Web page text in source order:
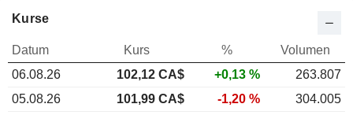
Kurse
Datum Kurs %
Volumen
06.08.26
102,12 CA$ +0,13 %
263.807
05.08.26
101,99 CA$ -1,20 %
304.005